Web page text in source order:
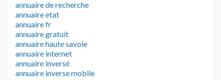
annuaire de recherche
annuaire etat
annuaire fr
annuaire gratuit
annuaire haute savoie
annuaire internet
annuaire inversé
annuaire inverse mobile